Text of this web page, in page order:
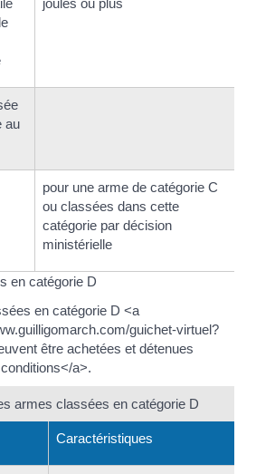
joules ou plus
au
pour une arme de catégorie C
ou classées dans cette
catégorie par décision
ministérielle
en catégorie D
en catégorie D <a
guichet-virtuel?
être achetées et détenues
a>.
armes classées en catégorie D
Caractéristiques